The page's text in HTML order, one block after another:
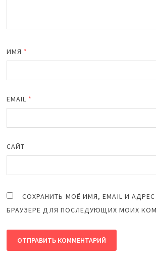
ИМЯ *
EMAIL *
САЙТ
СОХРАНИТЬ МОЁ ИМЯ, EMAIL И
БРАУЗЕРЕ ДЛЯ ПОСЛЕДУЮЩИХ МОИХ